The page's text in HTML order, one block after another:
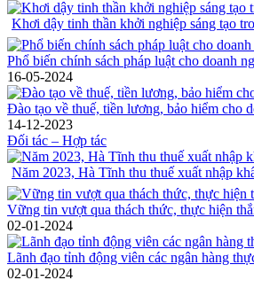
Khơi dậy tinh thần khởi nghiệp sáng tạo
Phổ biến chính sách pháp luật cho doanh
16-05-2024
Đào tạo về thuế, tiền lương, bảo hiểm cho
14-12-2023
Đối tác – Hợp tác
Năm 2023, Hà Tĩnh thu thuế xuất nhập
Vững tin vượt qua thách thức, thực hiện
02-01-2024
Lãnh đạo tỉnh động viên các ngân hàng
02-01-2024